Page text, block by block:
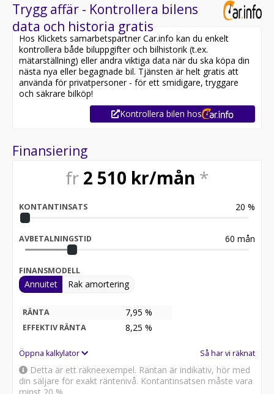
Trygg affär - Kontrollera bilens
data och historia gratis
Hos Klickets samarbetspartner Car.info kan du enkelt
kontrollera både biluppgifter och bilhistorik (t.ex.
mätarställning) eller andra viktiga data när du ska köpa din
nästa nya eller begagnade bil. Tjänsten är helt gratis att
använda för privatpersoner - för ett smidigare, tryggare
och säkrare bilköp!
Kontrollera bilen hos
Finansiering
fr 2 510 kr/mån *
KONTANTINSATS 20 %
AVBETALNINGSTID 60 mån
FINANSMODELL
Annuitet Rak amortering
RÄNTA 7,95 %
EFFEKTIV RÄNTA 8,25 %
Öppna kalkylator Så har vi räknat
Detta är ett räkneexempel. Räntan är indikativ, hör med
din säljare för exakt räntenivå. Kontantinsatsen måste vara
minst 20 %.